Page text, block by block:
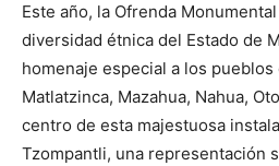
Este año, la Ofrenda
diversidad étnica del Estado de
homenaje especial a los
Matlatzinca, Mazahua, Nahua,
centro de esta majestuosa
Tzompantli, una representación